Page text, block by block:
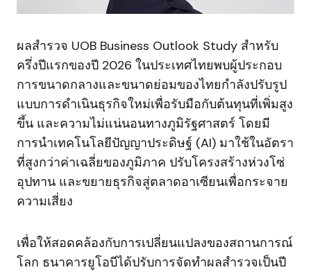
ผลสำรวจ UOB Business Outlook Study สำหรับ
ครึ่งปีแรกของปี 2026 ในประเทศไทยพบผู้ประกอบ
การขนาดกลางและขนาดย่อมของไทยกำลังปรับรูป
แบบการดำเนินธุรกิจใหม่เพื่อรับมือกับต้นทุนที่เพิ่มสูง
ขึ้น และความไม่แน่นอนทางภูมิรัฐศาสตร์ โดยมี
การนำเทคโนโลยีปัญญาประดิษฐ์ (AI) มาใช้ในอัตรา
ที่สูงกว่าค่าเฉลี่ยของภูมิภาค ปรับโครงสร้างห่วงโซ่
อุปทาน และขยายธุรกิจสู่ตลาดอาเซียนเพื่อกระจาย
ความเสี่ยง
เพื่อให้สอดคล้องกับการเปลี่ยนแปลงของสถานการณ์
โลก ธนาคารยูโอบีได้ปรับการจัดทำผลสำรวจเป็นปี